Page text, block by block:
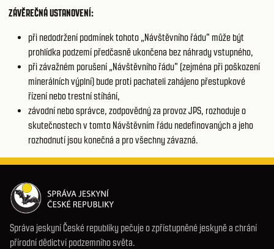
ZÁVĚREČNÁ USTANOVENÍ:
při nedodržení podmínek tohoto „Návštěvního řádu" může být
prohlídka podzemí předčasně ukončena bez náhrady vstupného,
při závažném porušení „Návštěvního řádu" (zejména při poškození
minerálních výplní) bude proti pachateli zahájeno přestupkové
řízení nebo trestní stíhání,
závodní nebo správce, zodpovědný za provoz JPS, rozhoduje o
skutečnostech v tomto Návštěvním řádu nedefinovaných a jeho
rozhodnutí jsou konečná a pro všechny závazná.
Správa jeskyní České republiky pečuje o zpřístupněné jeskyně a chrání
přírodní dědictví podzemního světa.